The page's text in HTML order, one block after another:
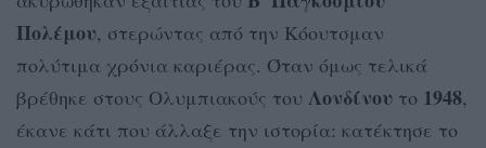
Πολέμου, στερώντας από την Κόουτσμαν
πολύτιμα χρόνια καριέρας. Όταν όμως τελικά
βρέθηκε στους Ολυμπιακούς του Λονδίνου το 1948,
έκανε κάτι που άλλαξε την ιστορία: κατέκτησε το